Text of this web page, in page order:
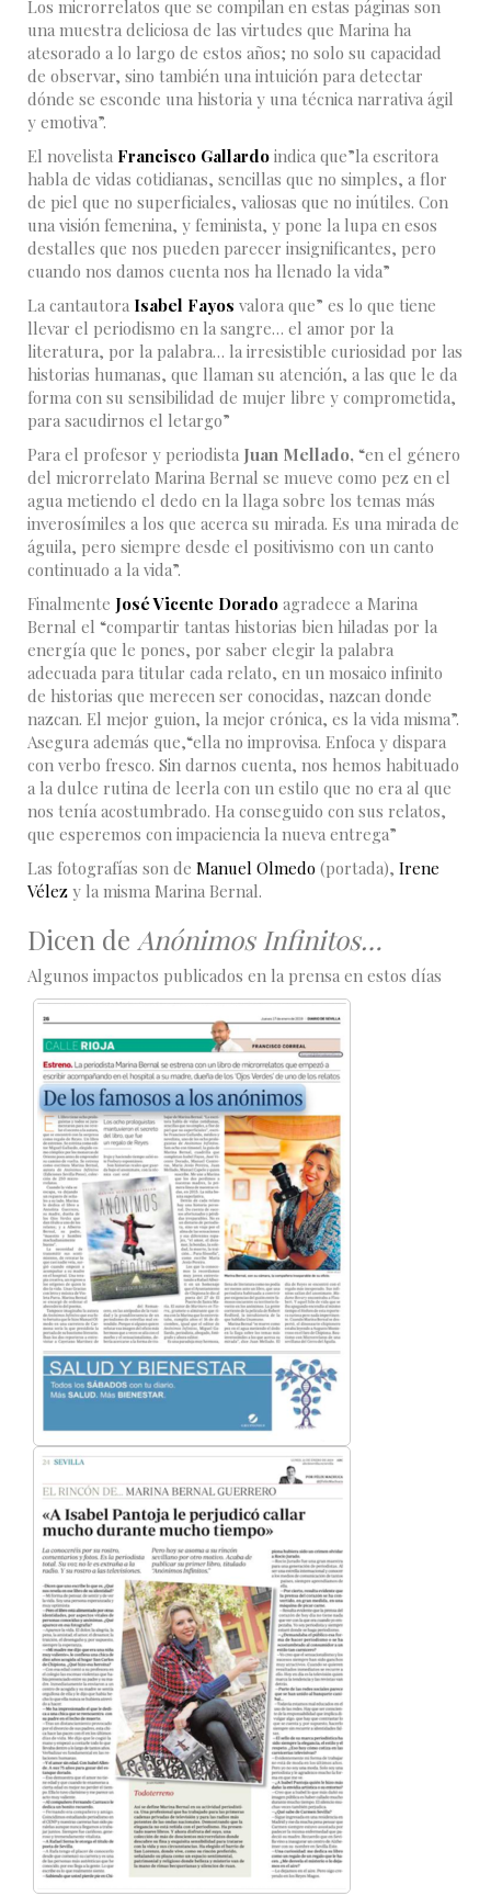
Los microrrelatos que se compilan en estas páginas son
una muestra deliciosa de las virtudes que Marina ha
atesorado a lo largo de estos años; no solo su capacidad
de observar, sino también una intuición para detectar
dónde se esconde una historia y una técnica narrativa ágil
y emotiva”.
El novelista Francisco Gallardo indica que”la escritora
habla de vidas cotidianas, sencillas que no simples, a flor
de piel que no superficiales, valiosas que no inútiles. Con
una visión femenina, y feminista, y pone la lupa en esos
destalles que nos pueden parecer insignificantes, pero
cuando nos damos cuenta nos ha llenado la vida”
La cantautora Isabel Fayos valora que” es lo que tiene
llevar el periodismo en la sangre… el amor por la
literatura, por la palabra… la irresistible curiosidad por las
historias humanas, que llaman su atención, a las que le da
forma con su sensibilidad de mujer libre y comprometida,
para sacudirnos el letargo”
Para el profesor y periodista Juan Mellado, “en el género
del microrrelato Marina Bernal se mueve como pez en el
agua metiendo el dedo en la llaga sobre los temas más
inverosímiles a los que acerca su mirada. Es una mirada de
águila, pero siempre desde el positivismo con un canto
continuado a la vida”.
Finalmente José Vicente Dorado agradece a Marina
Bernal el “compartir tantas historias bien hiladas por la
energía que le pones, por saber elegir la palabra
adecuada para titular cada relato, en un mosaico infinito
de historias que merecen ser conocidas, nazcan donde
nazcan. El mejor guion, la mejor crónica, es la vida misma”.
Asegura además que,“ella no improvisa. Enfoca y dispara
con verbo fresco. Sin darnos cuenta, nos hemos habituado
a la dulce rutina de leerla con un estilo que no era al que
nos tenía acostumbrado. Ha conseguido con sus relatos,
que esperemos con impaciencia la nueva entrega”
Las fotografías son de Manuel Olmedo (portada), Irene
Vélez y la misma Marina Bernal.
Dicen de Anónimos Infinitos…
Algunos impactos publicados en la prensa en estos días